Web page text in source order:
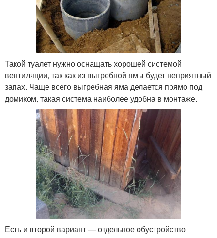
Такой туалет нужно оснащать хорошей системой
вентиляции, так как из выгребной ямы будет неприятный
запах. Чаще всего выгребная яма делается прямо под
домиком, такая система наиболее удобна в монтаже.
Есть и второй вариант — отдельное обустройство